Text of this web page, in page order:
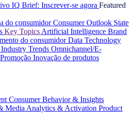
IQ Brief: Inscrever-se agora Featured
do consumidor Consumer Outlook State
Key Topics Artificial Intelligence Brand
do consumidor Data Technology
Industry Trends Omnichannel/E-
Inovação de produtos
Consumer Behavior & Insights
Media Analytics & Activation Product